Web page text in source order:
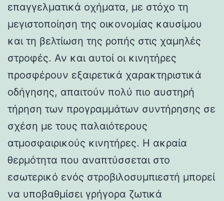
επαγγελματικά οχήματα, με στόχο τη
μεγιστοποίηση της οικονομίας καυσίμου
και τη βελτίωση της ροπής στις χαμηλές
στροφές. Αν και αυτοί οι κινητήρες
προσφέρουν εξαιρετικά χαρακτηριστικά
οδήγησης, απαιτούν πολύ πιο αυστηρή
τήρηση των προγραμμάτων συντήρησης σε
σχέση με τους παλαιότερους
ατμοσφαιρικούς κινητήρες. Η ακραία
θερμότητα που αναπτύσσεται στο
εσωτερικό ενός στροβιλοσυμπιεστή μπορεί
να υποβαθμίσει γρήγορα ζωτικά